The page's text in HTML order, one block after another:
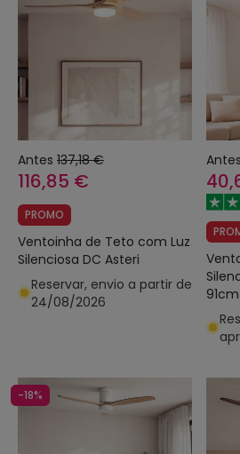
Antes 137,18 €
116,85 €
PROMO
Ventoinha de Teto com Luz
Silenciosa DC Asteri
Reservar, envio a partir de
24/08/2026
Antes
-18%